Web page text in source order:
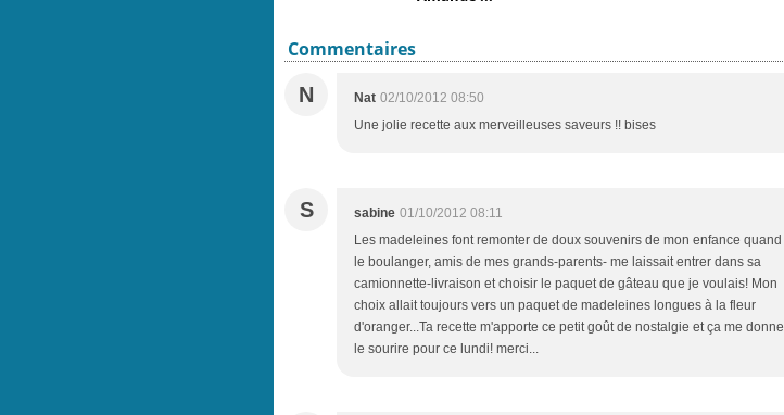
Commentaires
N
Nat 02/10/2012 08:50
Une jolie recette aux merveilleuses saveurs !! bises
S sabine 01/10/2012 08:11
Les madeleines font remonter de doux souvenirs de mon enfance quand
le boulanger, amis de mes grands-parents- me laissait entrer dans sa
camionnette-livraison et choisir le paquet de gâteau que je voulais! Mon
choix allait toujours vers un paquet de madeleines longues à la fleur
d'oranger...Ta recette m'apporte ce petit goût de nostalgie et ça me donne
le sourire pour ce lundi! merci...